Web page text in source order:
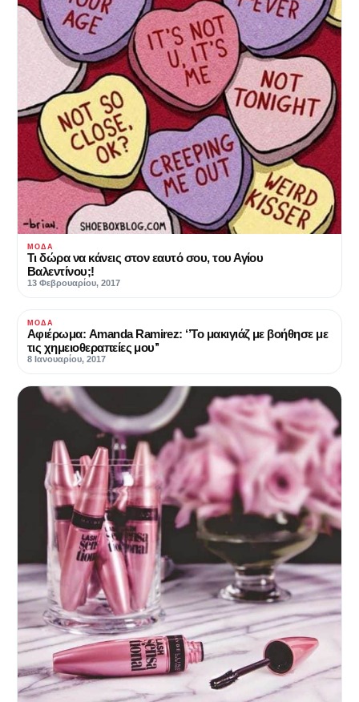
ΜΌΔΑ
Τι δώρα να κάνεις στον εαυτό σου, του Αγίου
Βαλεντίνου;!
13 Φεβρουαρίου, 2017
ΜΌΔΑ
Αφιέρωμα: Amanda Ramirez: ‘’Το μακιγιάζ με βοήθησε με
τις χημειοθεραπείες μου’’
8 Ιανουαρίου, 2017